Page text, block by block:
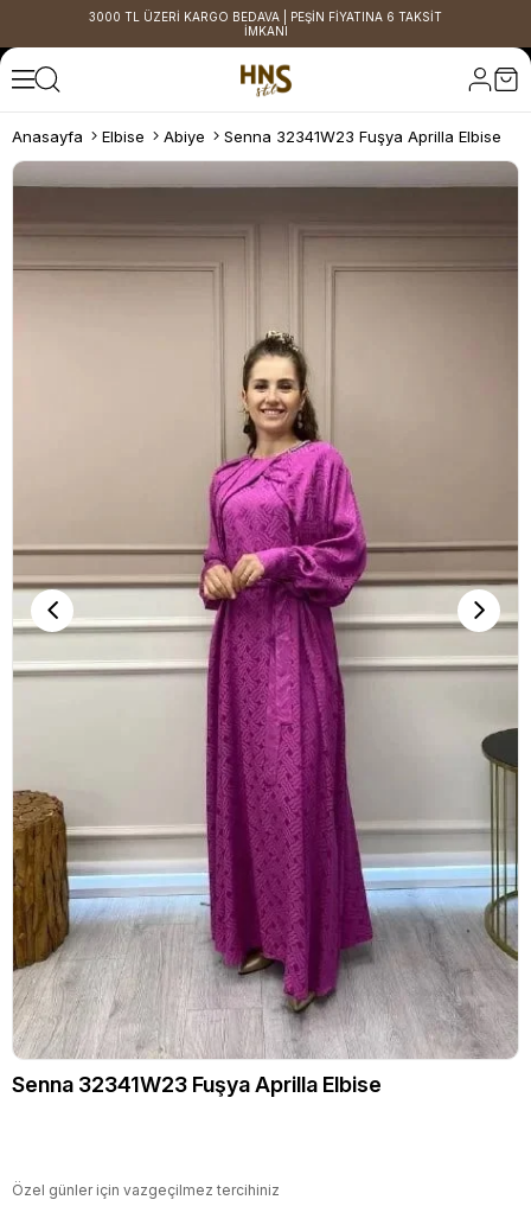
3000 TL ÜZERİ KARGO BEDAVA | PEŞİN FİYATINA 6 TAKSİT
İMKANI
Anasayfa Elbise Abiye Senna 32341W23 Fuşya Aprilla Elbise
Senna 32341W23 Fuşya Aprilla Elbise
Özel günler için vazgeçilmez tercihiniz